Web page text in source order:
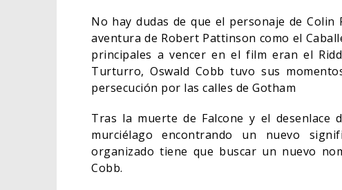
No hay dudas de que el personaje de
aventura de Robert Pattinson como el
principales a vencer en el film eran el
Turturro, Oswald Cobb tuvo sus
persecución por las calles de Gotham
Tras la muerte de Falcone y el desenlace
murciélago encontrando un nuevo
organizado tiene que buscar un nuevo
Cobb.
LA NOCHE DEL DEMONIO:
ESTÁN ENTRE NOSOTROS –